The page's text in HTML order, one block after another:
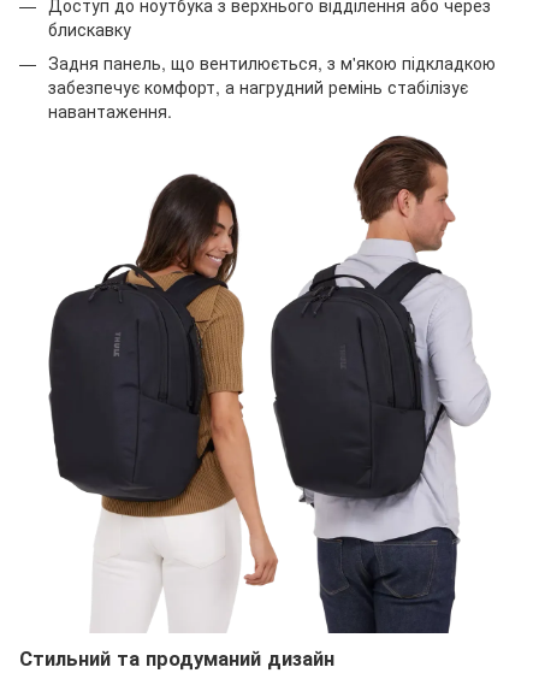
блискавку
Задня панель, що вентилюється, з м'якою підкладкою
забезпечує комфорт, а нагрудний ремінь стабілізує
навантаження.
Стильний та продуманий дизайн